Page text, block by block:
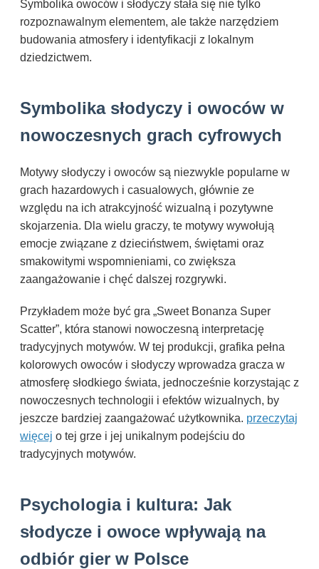
Symbolika owoców i słodyczy stała się nie tylko
rozpoznawalnym elementem, ale także narzędziem
budowania atmosfery i identyfikacji z lokalnym
dziedzictwem.
Symbolika słodyczy i owoców w
nowoczesnych grach cyfrowych
Motywy słodyczy i owoców są niezwykle popularne w
grach hazardowych i casualowych, głównie ze
względu na ich atrakcyjność wizualną i pozytywne
skojarzenia. Dla wielu graczy, te motywy wywołują
emocje związane z dzieciństwem, świętami oraz
smakowitymi wspomnieniami, co zwiększa
zaangażowanie i chęć dalszej rozgrywki.
Przykładem może być gra „Sweet Bonanza Super
Scatter”, która stanowi nowoczesną interpretację
tradycyjnych motywów. W tej produkcji, grafika pełna
kolorowych owoców i słodyczy wprowadza gracza w
atmosferę słodkiego świata, jednocześnie korzystając z
nowoczesnych technologii i efektów wizualnych, by
jeszcze bardziej zaangażować użytkownika. przeczytaj
więcej o tej grze i jej unikalnym podejściu do
tradycyjnych motywów.
Psychologia i kultura: Jak
słodycze i owoce wpływają na
odbiór gier w Polsce